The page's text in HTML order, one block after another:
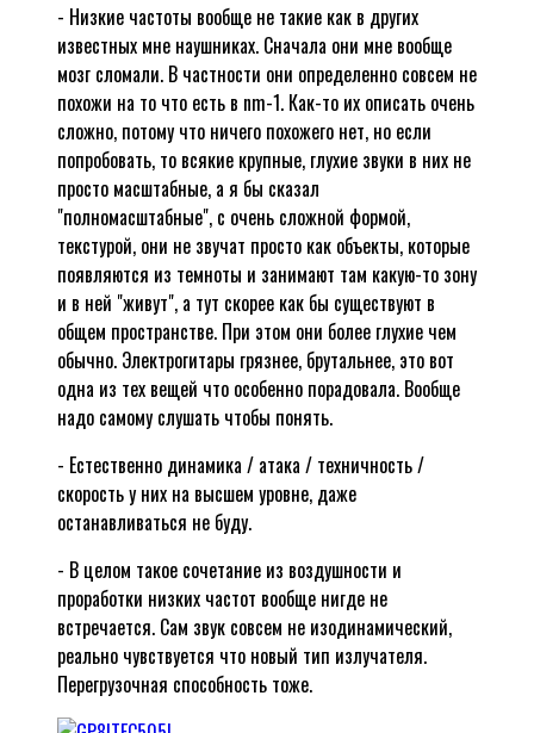
- Низкие частоты вообще не такие как в других
известных мне наушниках. Сначала они мне вообще
мозг сломали. В частности они определенно совсем не
похожи на то что есть в nm-1. Как-то их описать очень
сложно, потому что ничего похожего нет, но если
попробовать, то всякие крупные, глухие звуки в них не
просто масштабные, а я бы сказал
"полномасштабные", с очень сложной формой,
текстурой, они не звучат просто как объекты, которые
появляются из темноты и занимают там какую-то зону
и в ней "живут", а тут скорее как бы существуют в
общем пространстве. При этом они более глухие чем
обычно. Электрогитары грязнее, брутальнее, это вот
одна из тех вещей что особенно порадовала. Вообще
надо самому слушать чтобы понять.
- Естественно динамика / атака / техничность /
скорость у них на высшем уровне, даже
останавливаться не буду.
- В целом такое сочетание из воздушности и
проработки низких частот вообще нигде не
встречается. Сам звук совсем не изодинамический,
реально чувствуется что новый тип излучателя.
Перегрузочная способность тоже.